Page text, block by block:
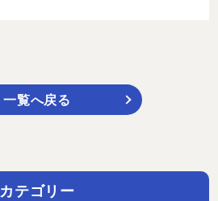
一覧へ戻る
カテゴリー